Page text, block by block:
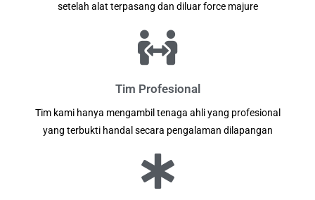
setelah alat terpasang dan diluar force majure
Tim Profesional
Tim kami hanya mengambil tenaga ahli yang profesional
yang terbukti handal secara pengalaman dilapangan